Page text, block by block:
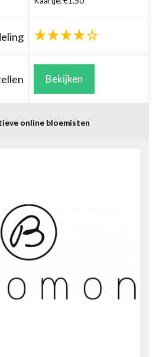
Bekijken
online bloemisten